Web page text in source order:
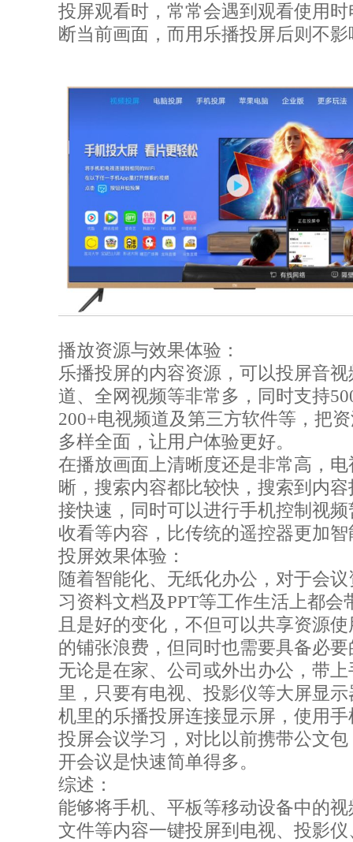
投屏观看时，常常会遇到观看使用
断当前画面，而用乐播投屏后则不
播放资源与效果体验：
乐播投屏的内容资源，可以投屏音
道、全网视频等非常多，同时支持
200+电视频道及第三方软件等，把
多样全面，让用户体验更好。
在播放画面上清晰度还是非常高，
晰，搜索内容都比较快，搜索到内
接快速，同时可以进行手机控制视
收看等内容，比传统的遥控器更加智
投屏效果体验：
随着智能化、无纸化办公，对于会
习资料文档及PPT等工作生活上都会
且是好的变化，不但可以共享资源
的铺张浪费，但同时也需要具备必
无论是在家、公司或外出办公，带
里，只要有电视、投影仪等大屏显
机里的乐播投屏连接显示屏，使用
投屏会议学习，对比以前携带公文
开会议是快速简单得多。
综述：
能够将手机、平板等移动设备中的
文件等内容一键投屏到电视、投影